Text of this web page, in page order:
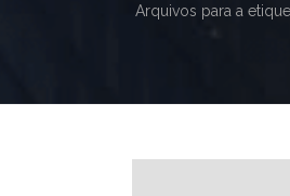
Arquivos para a